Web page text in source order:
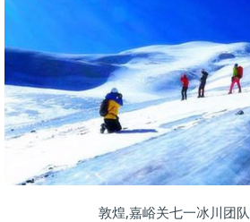
敦煌,嘉峪关七一冰川团